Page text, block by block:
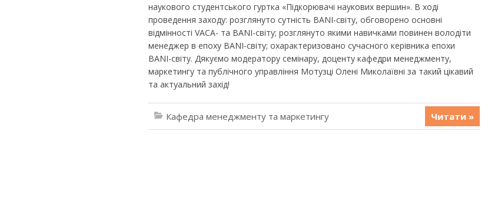
наукового студентського гуртка «Підкорювачі наукових вершин». В ході
проведення заходу: розглянуто сутність BANI-світу, обговорено основні
відмінності VACA- та BANI-світу; розглянуто якими навичками повинен володіти
менеджер в епоху BANI-світу; охарактеризовано сучасного керівника епохи
BANI-світу. Дякуємо модератору семінару, доценту кафедри менеджменту,
маркетингу та публічного управління Мотузці Олені Миколаївні за такий цікавий
та актуальний захід!
Кафедра менеджменту та маркетингу Читати »